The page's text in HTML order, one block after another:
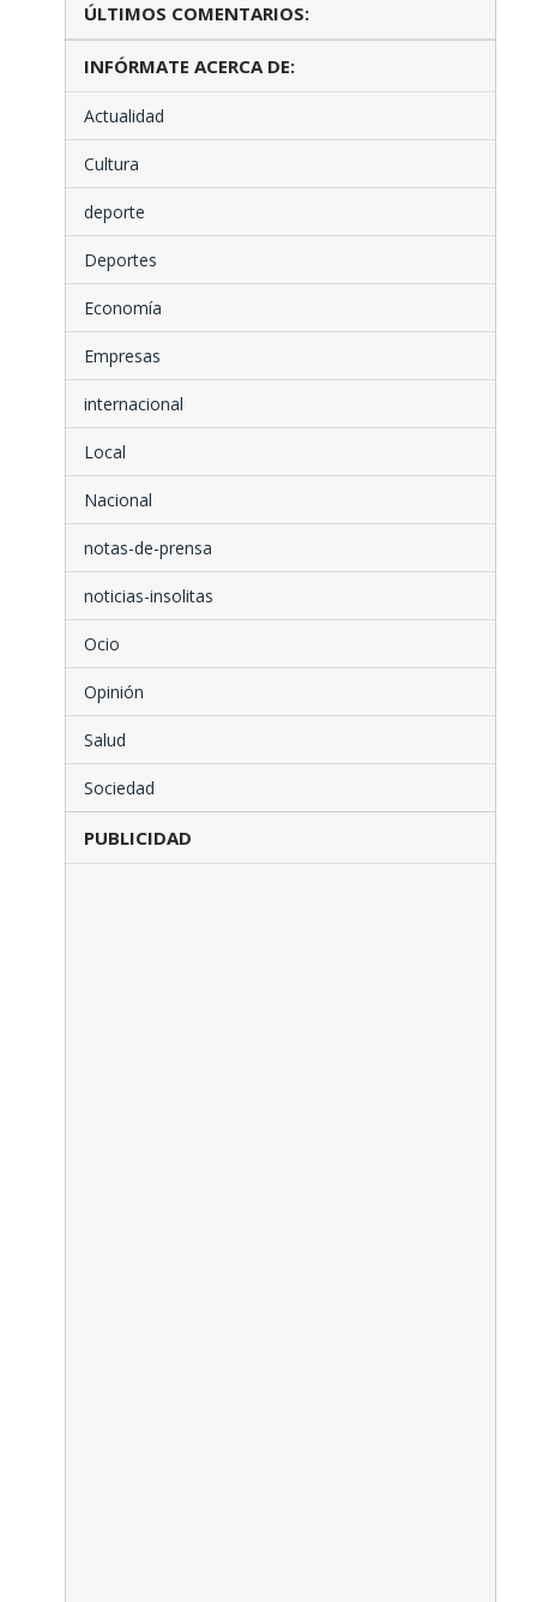
ÚLTIMOS COMENTARIOS:
INFÓRMATE ACERCA DE:
Actualidad
Cultura
deporte
Deportes
Economía
Empresas
internacional
Local
Nacional
notas-de-prensa
noticias-insolitas
Ocio
Opinión
Salud
Sociedad
PUBLICIDAD